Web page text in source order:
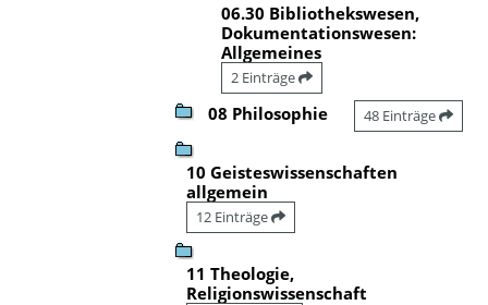
06.30 Bibliothekswesen,
Dokumentationswesen:
Allgemeines
2 Einträge
08 Philosophie 48 Einträge
10 Geisteswissenschaften
allgemein
12 Einträge
11 Theologie,
Religionswissenschaft